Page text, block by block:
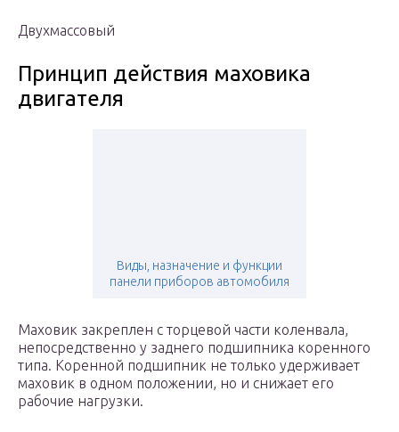
Двухмассовый
Принцип действия маховика
двигателя
Виды, назначение и функции
панели приборов автомобиля
Маховик закреплен с торцевой части коленвала,
непосредственно у заднего подшипника коренного
типа. Коренной подшипник не только удерживает
маховик в одном положении, но и снижает его
рабочие нагрузки.